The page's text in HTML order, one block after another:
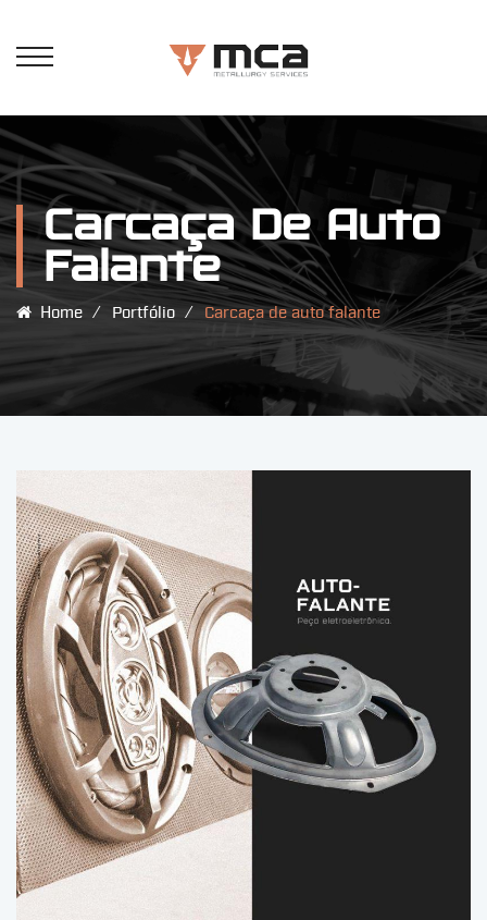
Carcaça De Auto
Falante
Home ⁄ Portfólio ⁄ Carcaça de auto falante